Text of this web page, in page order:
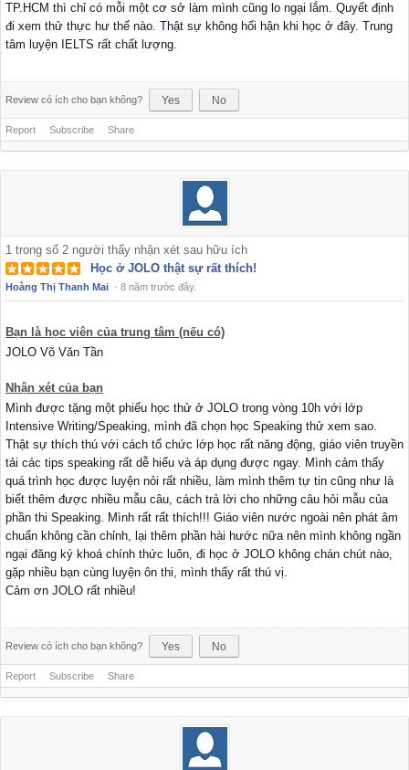
TP.HCM thì chỉ có mỗi một cơ sở làm mình cũng lo ngại lắm. Quyết định
đi xem thử thực hư thế nào. Thật sự không hối hận khi học ở đây. Trung
tâm luyện IELTS rất chất lượng.
Review có ích cho bạn không? Yes No
Report Subscribe Share
1 trong số 2 người thấy nhận xét sau hữu ích
Học ở JOLO thật sự rất thích!
Hoàng Thị Thanh Mai · 8 năm trước đây.
Bạn là học viên của trung tâm (nếu có)
JOLO Võ Văn Tần
Nhận xét của bạn
Mình được tặng một phiếu học thử ở JOLO trong vòng 10h với lớp
Intensive Writing/Speaking, mình đã chọn học Speaking thử xem sao.
Thật sự thích thú với cách tổ chức lớp học rất năng động, giáo viên truyền
tải các tips speaking rất dễ hiểu và áp dụng được ngay. Mình cảm thấy
quá trình học được luyện nỏi rất nhiều, làm mình thêm tự tin cũng như là
biết thêm được nhiều mẫu câu, cách trả lời cho những câu hỏi mẫu của
phần thi Speaking. Mình rất rất thích!!! Giáo viên nước ngoài nên phát âm
chuẩn không cần chỉnh, lại thêm phần hài hước nữa nên mình không ngần
ngại đăng ký khoá chính thức luôn, đi học ở JOLO không chán chút nào,
gặp nhiều bạn cùng luyện ôn thi, mình thấy rất thú vị.
Cảm ơn JOLO rất nhiều!
Review có ích cho bạn không? Yes No
Report Subscribe Share